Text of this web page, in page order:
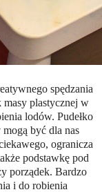
spędzania
masy plastycznej w
lodów. Pudełko
być dla nas
ogranicza
podstawkę pod
porządek. Bardzo
i do robienia